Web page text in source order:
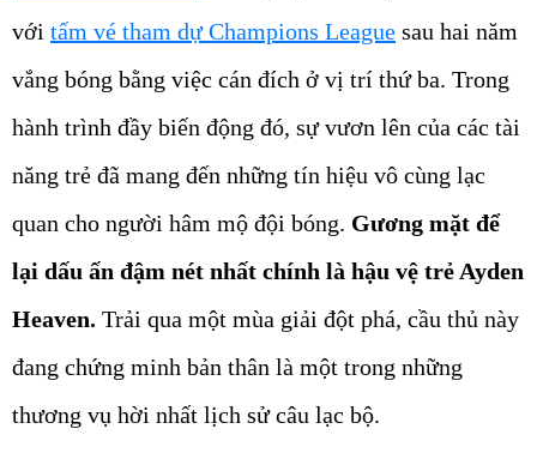
với tấm vé tham dự Champions League sau hai năm
vắng bóng bằng việc cán đích ở vị trí thứ ba. Trong
hành trình đầy biến động đó, sự vươn lên của các tài
năng trẻ đã mang đến những tín hiệu vô cùng lạc
quan cho người hâm mộ đội bóng. Gương mặt để
lại dấu ấn đậm nét nhất chính là hậu vệ trẻ Ayden
Heaven. Trải qua một mùa giải đột phá, cầu thủ này
đang chứng minh bản thân là một trong những
thương vụ hời nhất lịch sử câu lạc bộ.